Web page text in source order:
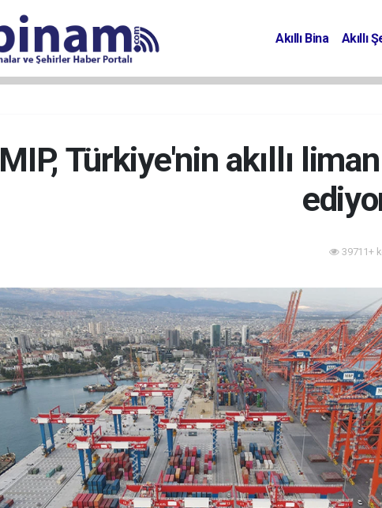
Akıllı Bina Akıllı
MIP, Türkiye'nin akıllı
39711+